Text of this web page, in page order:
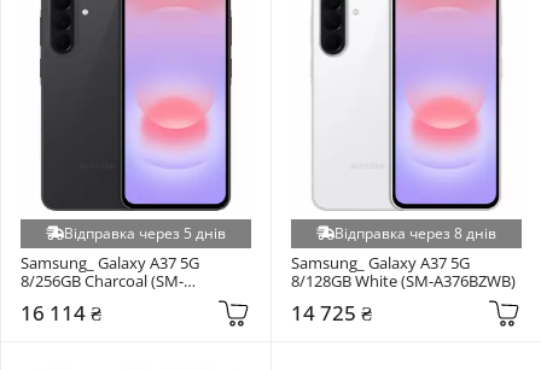
Відправка через 5 днів
Samsung_ Galaxy A37 5G
8/256GB Charcoal (SM-
16 114 ₴
Відправка через 8 днів
Samsung_ Galaxy A37 5G
8/128GB White (SM-A376BZWB)
14 725 ₴